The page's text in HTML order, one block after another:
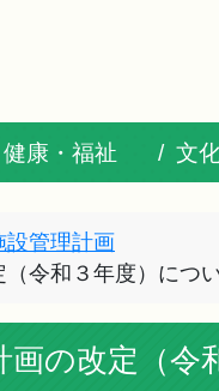
健康・福祉 文
設管理計画
令和３年度）につ
の改定（令